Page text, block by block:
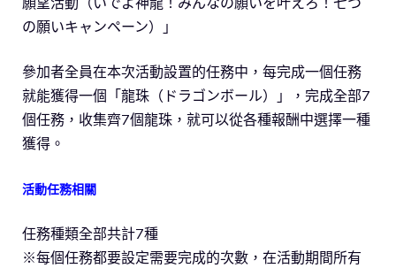
の願いキャンペーン）」
參加者全員在本次活動設置的任務中，每完成一個任務
就能獲得一個「龍珠（ドラゴンボール）」，完成全部7
個任務，收集齊7個龍珠，就可以從各種報酬中選擇一種
獲得。
活動任務相關
任務種類全部共計7種
※每個任務都要設定需要完成的次數，在活動期間所有